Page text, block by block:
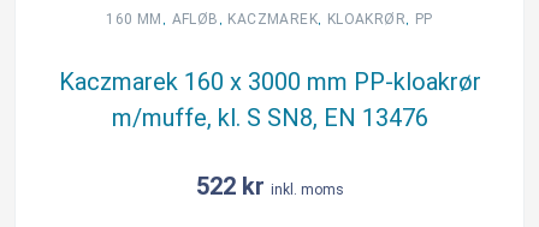
SN8,
1852
antal
160 MM , AFLØB , KACZMAREK, KLOAKRØR, PP
Kaczmarek 160 x 3000 mm PP-kloakrør
m/muffe, kl. S SN8, EN 13476
522 kr inkl. moms